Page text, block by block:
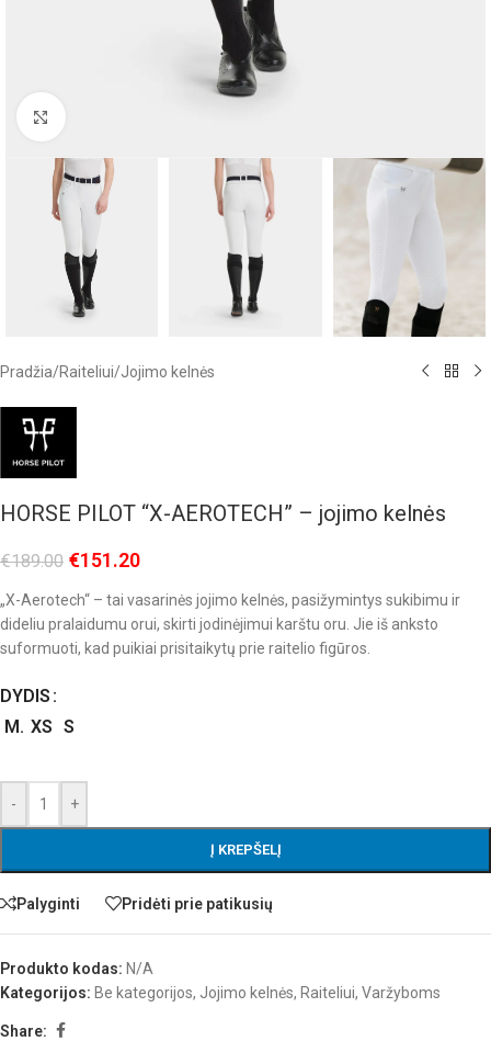
Pradžia/Raiteliui/Jojimo kelnės
HORSE PILOT “X-AEROTECH” – jojimo kelnės
€189.00 €151.20
„X-Aerotech“ – tai vasarinės jojimo kelnės, pasižymintys sukibimu ir
dideliu pralaidumu orui, skirti jodinėjimui karštu oru. Jie iš anksto
suformuoti, kad puikiai prisitaikytų prie raitelio figūros.
DYDIS
M. XS S
- +
Į KREPŠELĮ
Palyginti Pridėti prie patikusių
Produkto kodas: N/A
Kategorijos: Be kategorijos, Jojimo kelnės, Raiteliui, Varžyboms
Share: